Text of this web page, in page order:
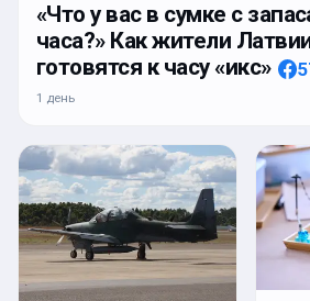
«Что у вас в сумке с
часа?» Как жители
готовятся к часу «икс»
1 день